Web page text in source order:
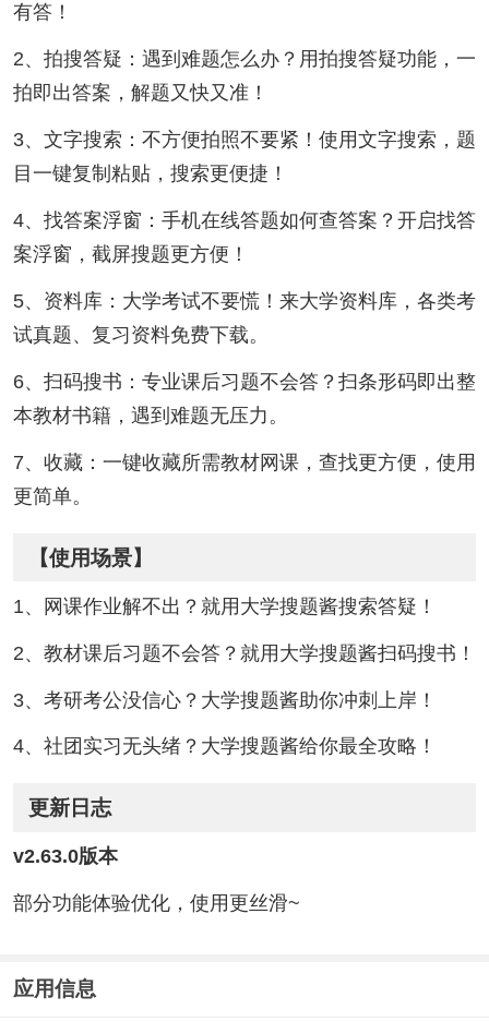
有答！
2、拍搜答疑：遇到难题怎么办？用拍搜答疑功能，一
拍即出答案，解题又快又准！
3、文字搜索：不方便拍照不要紧！使用文字搜索，题
目一键复制粘贴，搜索更便捷！
4、找答案浮窗：手机在线答题如何查答案？开启找答
案浮窗，截屏搜题更方便！
5、资料库：大学考试不要慌！来大学资料库，各类考
试真题、复习资料免费下载。
6、扫码搜书：专业课后习题不会答？扫条形码即出整
本教材书籍，遇到难题无压力。
7、收藏：一键收藏所需教材网课，查找更方便，使用
更简单。
【使用场景】
1、网课作业解不出？就用大学搜题酱搜索答疑！
2、教材课后习题不会答？就用大学搜题酱扫码搜书！
3、考研考公没信心？大学搜题酱助你冲刺上岸！
4、社团实习无头绪？大学搜题酱给你最全攻略！
更新日志
v2.63.0版本
部分功能体验优化，使用更丝滑~
应用信息